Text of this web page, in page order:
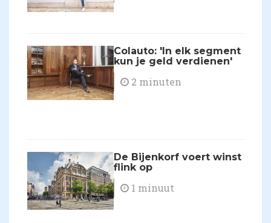
Colauto: 'In elk segment
kun je geld verdienen'
2 minuten
​De Bijenkorf voert winst
flink op
1 minuut